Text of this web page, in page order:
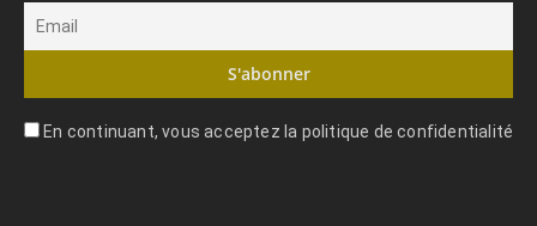
En continuant, vous acceptez la politique de confidentialité